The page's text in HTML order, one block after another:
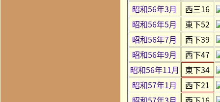
昭和56年3月
西三16
昭和56年5月
東下52
昭和56年7月
西下39
昭和56年9月
西下47
昭和56年11月
東下34
昭和57年1月
西下21